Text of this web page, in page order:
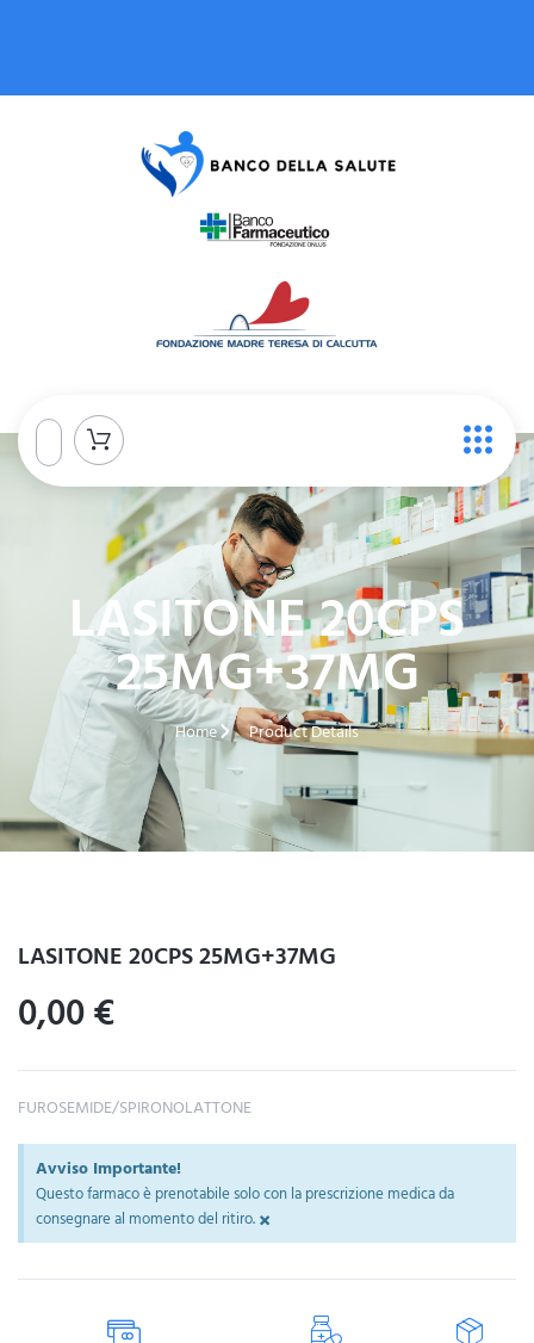
LASITONE 20CPS
25MG+37MG
Home Product Details
LASITONE 20CPS 25MG+37MG
0,00€
FUROSEMIDE/SPIRONOLATTONE
Avviso Importante!
Questo farmaco è prenotabile solo con la prescrizione medica da
consegnare al momento del ritiro.×